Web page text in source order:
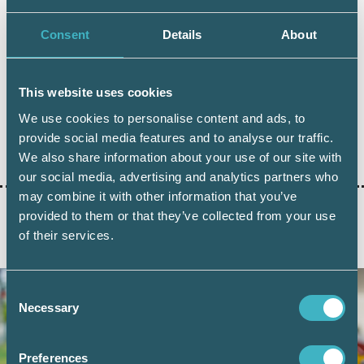
Consent Details About
This website uses cookies
We use cookies to personalise content and ads, to
provide social media features and to analyse our traffic.
We also share information about your use of our site with
our social media, advertising and analytics partners who
may combine it with other information that you’ve
provided to them or that they’ve collected from your use
of their services.
Consent
Selection
Necessary
Preferences
srfkonsult.se/samverkan >>
Dela:
AKTUELLA ARTIKLAR